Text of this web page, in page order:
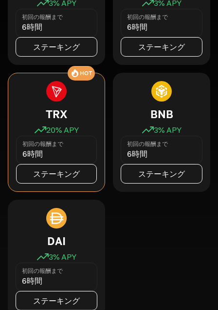
3% APY
初回の報酬まで
6時間
ステーキング
3% APY
初回の報酬まで
6時間
ステーキング
HOT
TRX
20% APY
初回の報酬まで
6時間
ステーキング
BNB
3% APY
初回の報酬まで
6時間
ステーキング
DAI
3% APY
初回の報酬まで
6時間
ステーキング